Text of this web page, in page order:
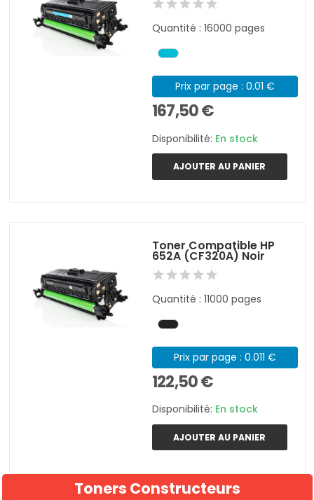
Quantité : 16000 pages
Prix par page : 0.01 €
167,50 €
Disponibilité: En stock
AJOUTER AU PANIER
Toner Compatible HP
652A (CF320A) Noir
Quantité : 11000 pages
Prix par page : 0.011 €
122,50 €
Disponibilité: En stock
AJOUTER AU PANIER
Toners Constructeurs